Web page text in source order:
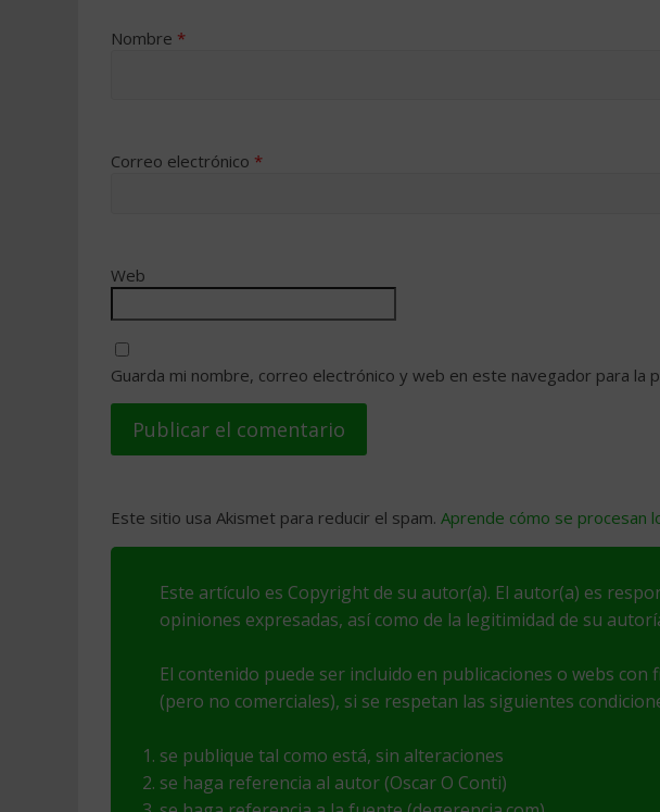
Nombre *
Correo electrónico *
Web
Guarda mi nombre, correo electrónico y web en este navegador para la
Este sitio usa Akismet para reducir el spam. Aprende cómo se procesan
Este artículo es Copyright de su autor(a). El autor(a) es
opiniones expresadas, así como de la legitimidad de su
El contenido puede ser incluido en publicaciones o webs
(pero no comerciales), si se respetan las siguientes
se publique tal como está, sin alteraciones
se haga referencia al autor (Oscar O Conti)